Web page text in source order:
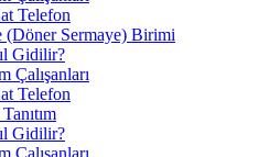
Telefon
(Döner Sermaye) Birimi
Gidilir?
Çalışanları
Telefon
Gidilir?
Çalışanları